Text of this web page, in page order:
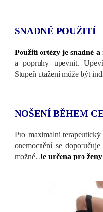
SNADNÉ POUŽITÍ
Použití ortézy je snadné a
a popruhy upevnit.
Stupeň utažení může být
NOŠENÍ BĚHEM
Pro maximální
onemocnění se
možné. Je určena pro